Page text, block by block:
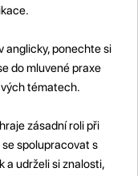
anglicky, ponechte si
do mluvené praxe
tématech.
zásadní roli při
spolupracovat s
a udrželi si znalosti,